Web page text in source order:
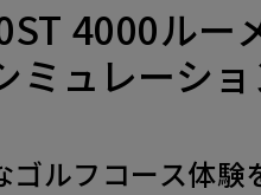
4000ルー
ミュレーシ
ゴルフコース体験